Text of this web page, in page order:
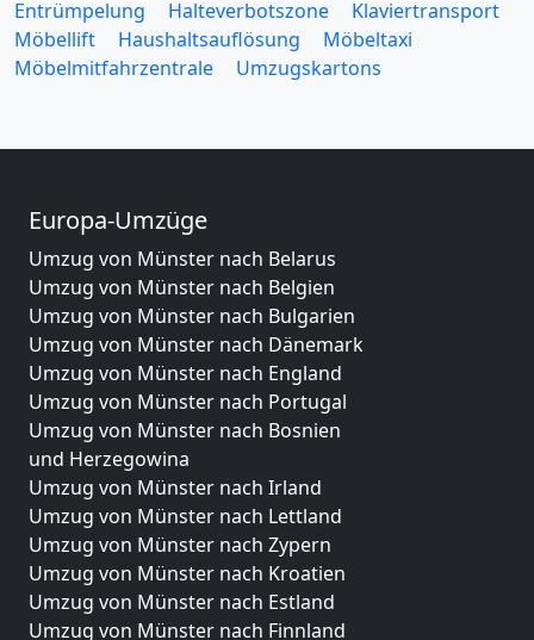
Entrümpelung
Halteverbotszone
Klaviertransport
Möbellift
Haushaltsauflösung
Möbeltaxi
Möbelmitfahrzentrale
Umzugskartons
Europa-Umzüge
Umzug von Münster nach Belarus
Umzug von Münster nach Belgien
Umzug von Münster nach Bulgarien
Umzug von Münster nach Dänemark
Umzug von Münster nach England
Umzug von Münster nach Portugal
Umzug von Münster nach Bosnien
und Herzegowina
Umzug von Münster nach Irland
Umzug von Münster nach Lettland
Umzug von Münster nach Zypern
Umzug von Münster nach Kroatien
Umzug von Münster nach Estland
Umzug von Münster nach Finnland